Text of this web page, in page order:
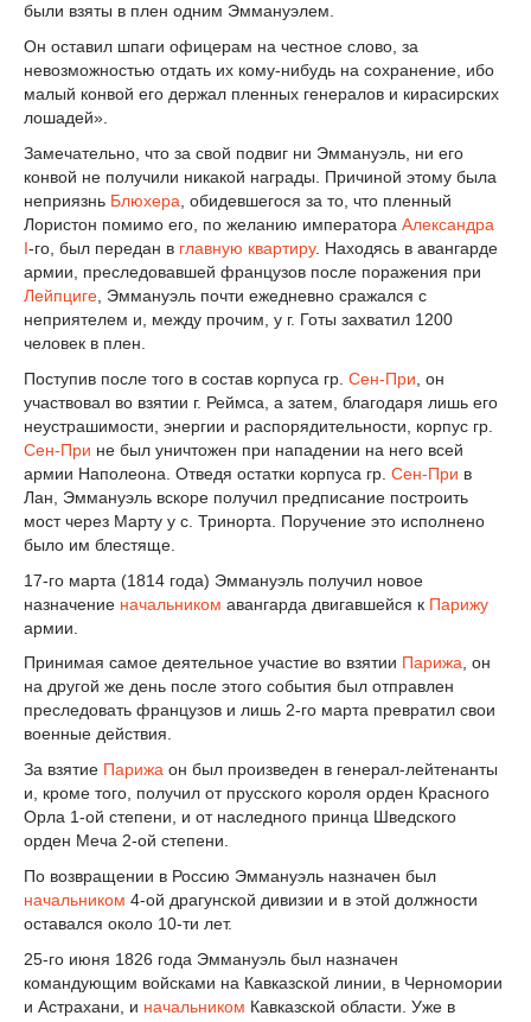
были взяты в плен одним Эммануэлем.
Он оставил шпаги офицерам на честное слово, за
невозможностью отдать их кому-нибудь на сохранение, ибо
малый конвой его держал пленных генералов и кирасирских
лошадей».
Замечательно, что за свой подвиг ни Эммануэль, ни его
конвой не получили никакой награды. Причиной этому была
неприязнь Блюхера , обидевшегося за то, что пленный
Лористон помимо его, по желанию императора Александра
I-го, был передан в главную квартиру. Находясь в авангарде
армии, преследовавшей французов после поражения при
Лейпциге , Эммануэль почти ежедневно сражался с
неприятелем и, между прочим, у г. Готы захватил 1200
человек в плен.
Поступив после того в состав корпуса гр. Сен-При , он
участвовал во взятии г. Реймса, a затем, благодаря лишь его
неустрашимости, энергии и распорядительности, корпус гр.
Сен-При не был уничтожен при нападении на него всей
армии Наполеона. Отведя остатки корпуса гр. Сен-При в
Лан, Эммануэль вскоре получил предписание построить
мост через Марту у с. Тринорта. Поручение это исполнено
было им блестяще.
17-го марта (1814 года) Эммануэль получил новое
назначение начальником авангарда двигавшейся к Парижу
армии.
Принимая самое деятельное участие во взятии Парижа, он
на другой же день после этого события был отправлен
преследовать французов и лишь 2-го марта превратил свои
военные действия.
Зa взятие Парижа он был произведен в генерал-лейтенанты
и, кроме того, получил от прусского короля орден Красного
Орла 1-ой степени, и от наследного принца Шведского
орден Меча 2-ой степени.
По возвращении в Россию Эммануэль назначен был
начальником 4-ой драгунской дивизии и в этой должности
оставался около 10-ти лет.
25-го июня 1826 года Эммануэль был назначен
командующим войсками на Кавказской линии, в Черномории
и Астрахани, и начальником Кавказской области. Уже в